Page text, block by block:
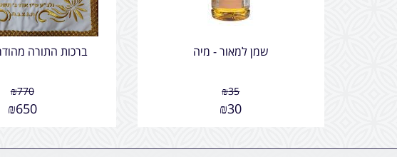
שמן למאור - מיה
₪35
₪30
ברכות התורה
₪770
₪650